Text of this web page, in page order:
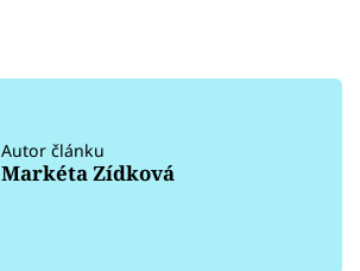
Autor článku
Markéta Zídková